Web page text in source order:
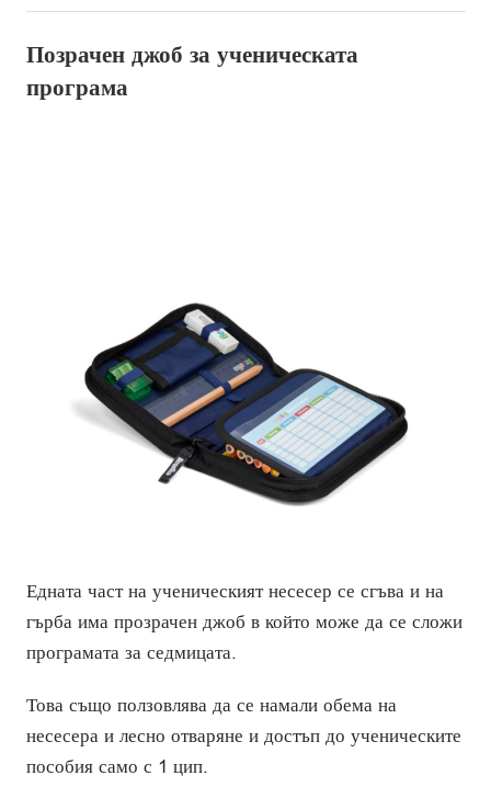
Позрачен джоб за ученическата
програма
Едната част на ученическият несесер се сгъва и на
гърба има прозрачен джоб в който може да се сложи
програмата за седмицата.
Това също ползовлява да се намали обема на
несесера и лесно отваряне и достъп до ученическите
пособия само с 1 цип.